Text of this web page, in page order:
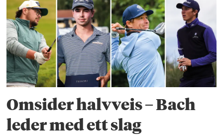
Omsider halvveis – Bach
leder med ett slag